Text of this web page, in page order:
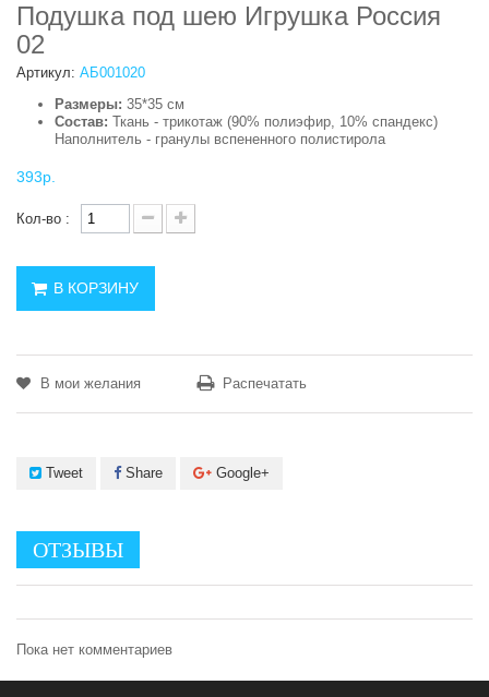
Подушка под шею Игрушка Россия
02
Артикул: АБ001020
Размеры: 35*35 см
Состав: Ткань - трикотаж (90% полиэфир, 10% спандекс)
Наполнитель - гранулы вспененного полистирола
393р.
Кол-во :
В КОРЗИНУ
В мои желания Распечатать
Tweet Share Google+
ОТЗЫВЫ
Пока нет комментариев